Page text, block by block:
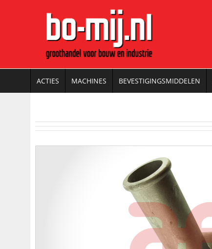
ACTIES MACHINES BEVESTIGINGSMIDDELEN